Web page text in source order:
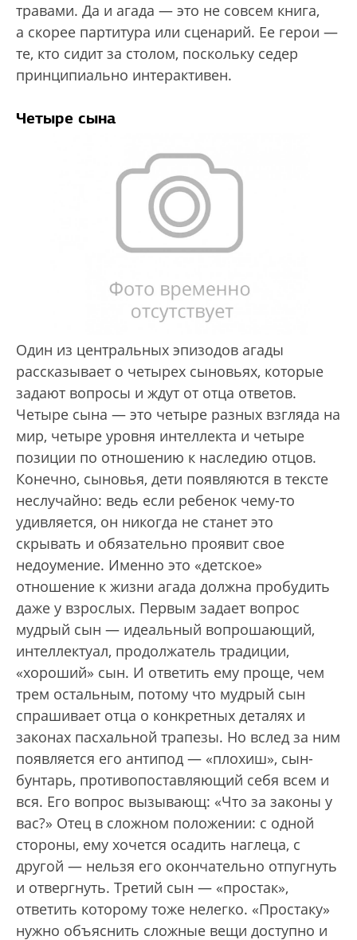
травами. Да и агада — это не совсем книга,
а скорее партитура или сценарий. Ее герои —
те, кто сидит за столом, поскольку седер
принципиально интерактивен.
Четыре сына
Один из центральных эпизодов агады
рассказывает о четырех сыновьях, которые
задают вопросы и ждут от отца ответов.
Четыре сына — это четыре разных взгляда на
мир, четыре уровня интеллекта и четыре
позиции по отношению к наследию отцов.
Конечно, сыновья, дети появляются в тексте
неслучайно: ведь если ребенок чему-то
удивляется, он никогда не станет это
скрывать и обязательно проявит свое
недоумение. Именно это «детское»
отношение к жизни агада должна пробудить
даже у взрослых. Первым задает вопрос
мудрый сын — идеальный вопрошающий,
интеллектуал, продолжатель традиции,
«хороший» сын. И ответить ему проще, чем
трем остальным, потому что мудрый сын
спрашивает отца о конкретных деталях и
законах пасхальной трапезы. Но вслед за ним
появляется его антипод — «плохиш», сын-
бунтарь, противопоставляющий себя всем и
вся. Его вопрос вызывающ: «Что за законы у
вас?» Отец в сложном положении: с одной
стороны, ему хочется осадить наглеца, с
другой — нельзя его окончательно отпугнуть
и отвергнуть. Третий сын — «простак»,
ответить которому тоже нелегко. «Простаку»
нужно объяснить сложные вещи доступно и